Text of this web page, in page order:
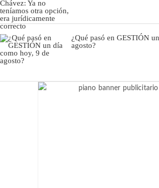
¿Qué pasó en GESTIÓN
agosto?